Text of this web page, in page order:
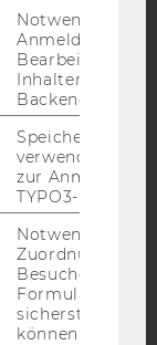
Bluesky
WEBSEITE
MEDIA
Notwendig für
Anmeldung und
Bearbeitung von
Inhalten im
Backend.
Speichert die
verwendete
zur Anmeldung
TYPO3-Backend.
Notwendig, um
Zuordnung von
Besucher zu
sicherstellen zu
können.